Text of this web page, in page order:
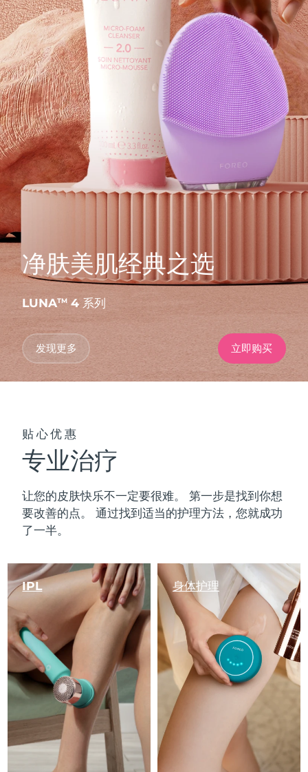
净肤美肌经典之选
LUNATM 4 系列
发现更多 立即购买
贴心优惠
专业治疗
让您的皮肤快乐不一定要很难。 第一步是找到你想
要改善的点。 通过找到适当的护理方法，您就成功
了一半。
IPL 身体护理